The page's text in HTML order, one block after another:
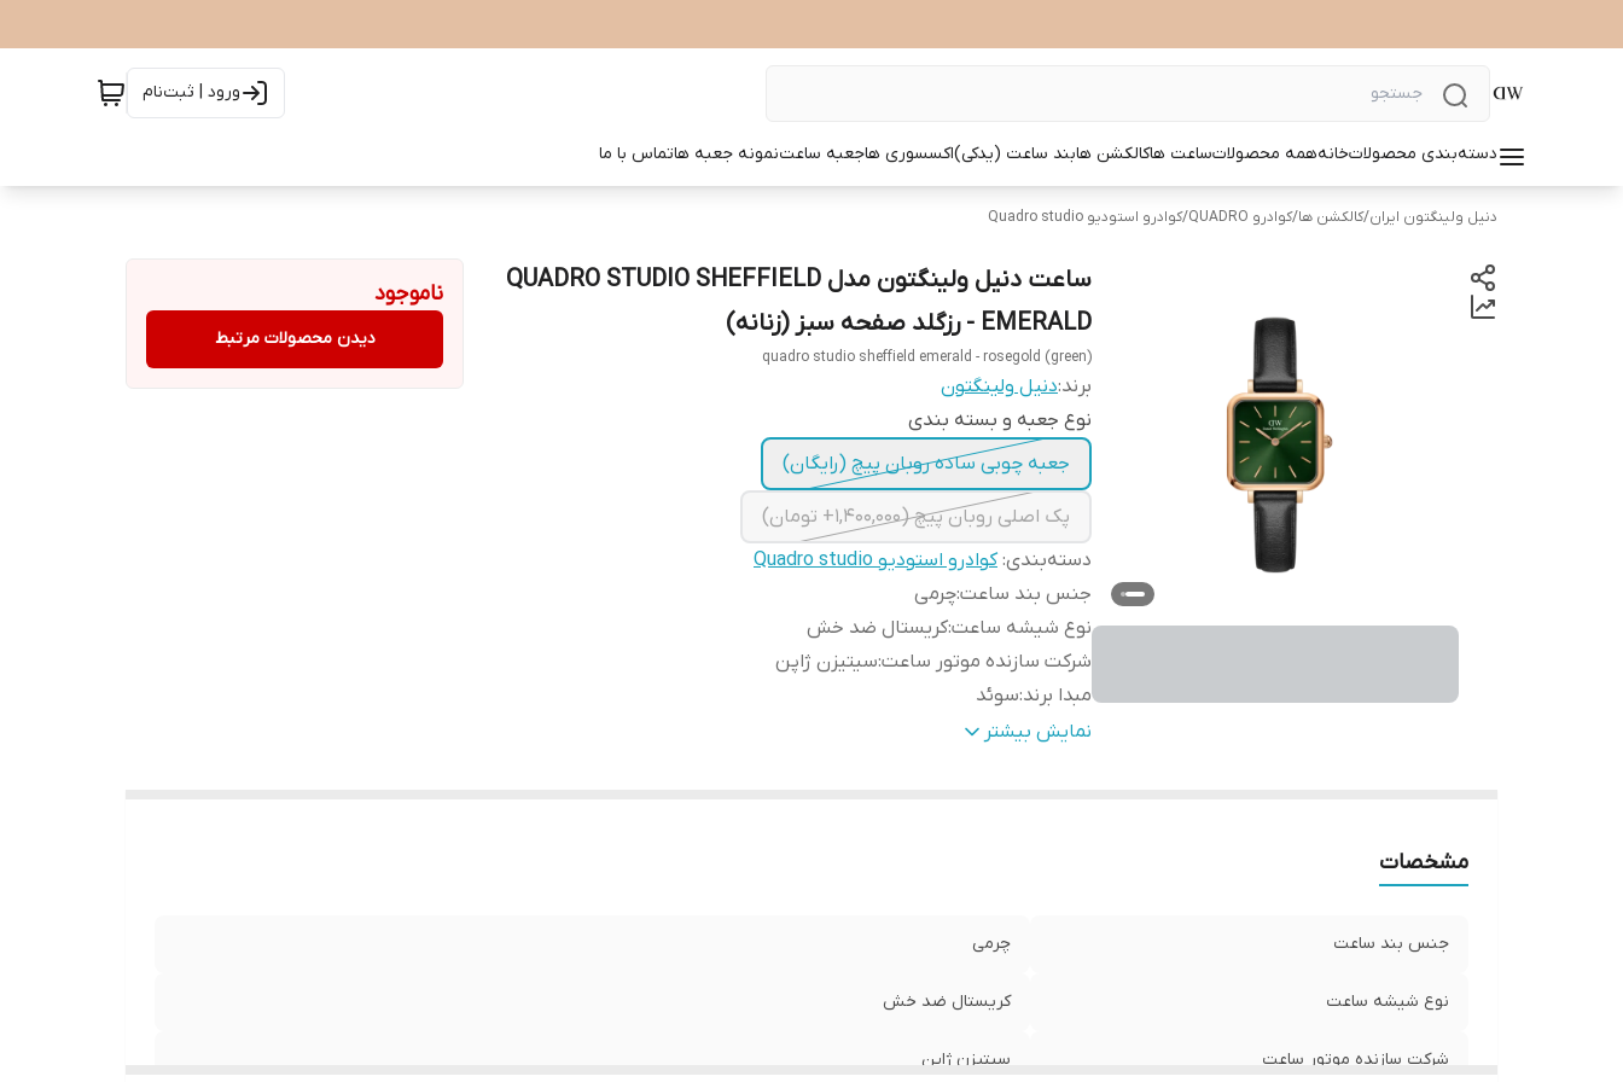
ورود | ثبت‌نام
دسته‌بندی محصولاتخانههمه محصولاتساعت هاکالکشن هابند ساعت (یدکی)اکسسوری هاجعبه ساعتنمونه جعبه هاتماس با ما
دنیل ولینگتون ایران/کالکشن ها/کوادرو QUADRO /کوادرو استودیو Quadro studio
ساعت دنیل ولینگتون مدل QUADRO STUDIO SHEFFIELD
EMERALD - رزگلد صفحه سبز (زنانه)
quadro studio sheffield emerald - rosegold (green)
برند:دنیل ولینگتون
نوع جعبه و بسته بندی
جعبه چوبی ساده روبان پیچ (رایگان)
پک اصلی روبان پیچ (1,400,000+ تومان)
دسته‌بندی:کوادرو استودیو Quadro studio
جنس بند ساعت:چرمی
نوع شیشه ساعت:کریستال ضد خش
شرکت سازنده موتور ساعت:سیتیزن ژاپن
مبدا برند:سوئد
گارانتی : یکساله دنیل ولینگتون ایراننمایش بیشتر
ناموجود
دیدن محصولات مرتبط
مشخصات
جنس بند ساعت چرمی
نوع شیشه ساعت کریستال ضد خش
شرکت سازنده موتور ساعت سیتیزن ژاپن